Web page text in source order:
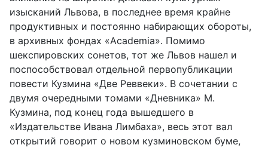
изысканий Львова, в последнее время крайне
продуктивных и постоянно набирающих обороты,
в архивных фондах «Academia». Помимо
шекспировских сонетов, тот же Львов нашел и
поспособствовал отдельной первопубликации
повести Кузмина «Две Реввеки». В сочетании с
двумя очередными томами «Дневника» М.
Кузмина, под конец года вышедшего в
«Издательстве Ивана Лимбаха», весь этот вал
открытий говорит о новом кузминовском буме,